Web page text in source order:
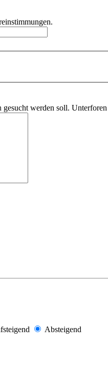
werden soll.
Absteigend